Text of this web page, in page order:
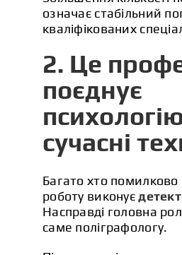
означає стабільний
кваліфікованих
2. Це
поєднує
сучасні
Багато хто
роботу виконує
Насправді головна
саме поліграфологу.